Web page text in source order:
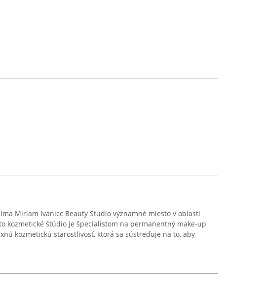
Miriam Ivanicc Beauty Studio významné miesto v oblasti
kozmetické štúdio je špecialistom na permanentný make-up
kozmetickú starostlivosť, ktorá sa sústreďuje na to, aby